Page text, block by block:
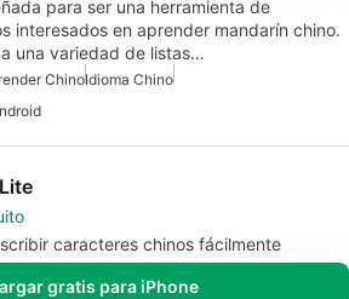
para ser una herramienta de
interesados en aprender mandarín chino.
una variedad de listas…
ChinoIdioma Chino
caracteres chinos fácilmente
gratis para iPhone